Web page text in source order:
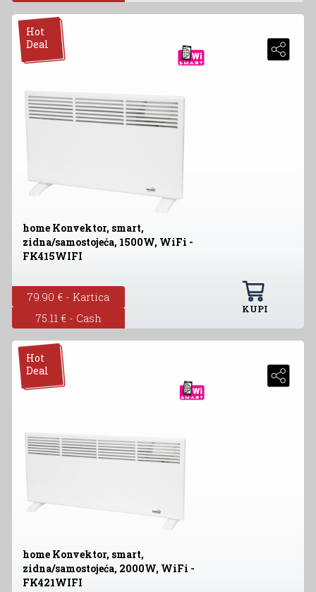
Hot
Deal
home Konvektor, smart,
zidna/samostojeća, 1500W, WiFi -
FK415WIFI
79.90 € - Kartica
75.11 € - Cash
KUPI
Hot
Deal
home Konvektor, smart,
zidna/samostojeća, 2000W, WiFi -
FK421WIFI